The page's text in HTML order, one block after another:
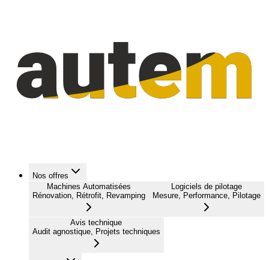
Nos offres
Machines Automatisées
Rénovation, Rétrofit, Revamping
Logiciels de pilotage
Mesure, Performance, Pilotage
Avis technique
Audit agnostique, Projets techniques